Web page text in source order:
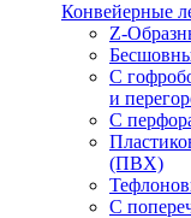
Конвейерные
Z-
С
и
С
(ПВХ)
С